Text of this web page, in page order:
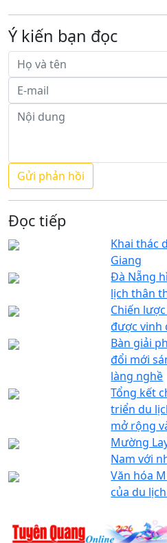
Ý kiến bạn đọc
Đọc tiếp
Khai thác
Giang
Đà Nẵng
lịch thân
Chiến
được vinh
Bàn giải
đổi mới
làng nghề
Tổng kết
triển du
mở rộng
Mường
Nam với
Văn hóa
của du